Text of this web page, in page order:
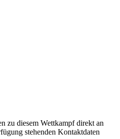
zu diesem Wettkampf direkt an
stehenden Kontaktdaten